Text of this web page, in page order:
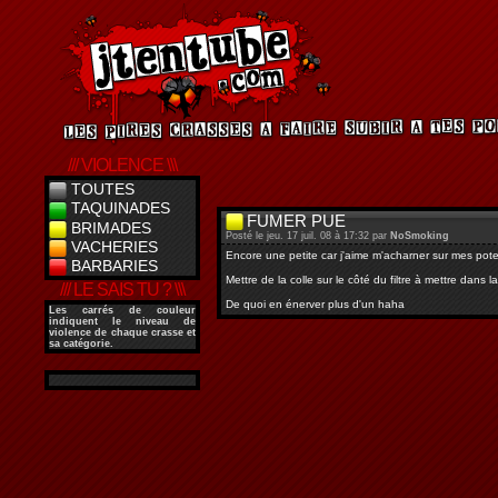
/// VIOLENCE \\\
TOUTES
TAQUINADES
BRIMADES
VACHERIES
BARBARIES
/// LE SAIS TU ? \\\
Les carrés de couleur
indiquent le niveau de
violence de chaque crasse et
sa catégorie.
FUMER PUE
Posté le jeu. 17 juil. 08 à 17:32 par NoSmoking
Encore une petite car j'aime m'acharner sur mes
Mettre de la colle sur le côté du filtre à mettre dans
De quoi en énerver plus d'un haha